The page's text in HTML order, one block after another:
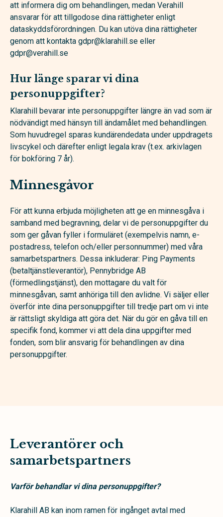
att informera dig om behandlingen, medan Verahill
ansvarar för att tillgodose dina rättigheter enligt
dataskyddsförordningen. Du kan utöva dina rättigheter
genom att kontakta gdpr@klarahill.se eller
gdpr@verahill.se
Hur länge sparar vi dina
personuppgifter?
Klarahill bevarar inte personuppgifter längre än vad som är
nödvändigt med hänsyn till ändamålet med behandlingen.
Som huvudregel sparas kundärendedata under uppdragets
livscykel och därefter enligt legala krav (t.ex. arkivlagen
för bokföring 7 år).
Minnesgåvor
För att kunna erbjuda möjligheten att ge en minnesgåva i
samband med begravning, delar vi de personuppgifter du
som ger gåvan fyller i formuläret (exempelvis namn, e-
postadress, telefon och/eller personnummer) med våra
samarbetspartners. Dessa inkluderar: Ping Payments
(betaltjänstleverantör), Pennybridge AB
(förmedlingstjänst), den mottagare du valt för
minnesgåvan, samt anhöriga till den avlidne. Vi säljer eller
överför inte dina personuppgifter till tredje part om vi inte
är rättsligt skyldiga att göra det. När du gör en gåva till en
specifik fond, kommer vi att dela dina uppgifter med
fonden, som blir ansvarig för behandlingen av dina
personuppgifter.
Leverantörer och
samarbetspartners
Varför behandlar vi dina personuppgifter?
Klarahill AB kan inom ramen för ingånget avtal med